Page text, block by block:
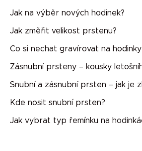
Jak na výběr nových hodinek?
Jak změřit velikost prstenu?
Co si nechat gravírovat na
Zásnubní prsteny – kousky
Snubní a zásnubní prsten – jak je
Kde nosit snubní prsten?
Jak vybrat typ řemínku na